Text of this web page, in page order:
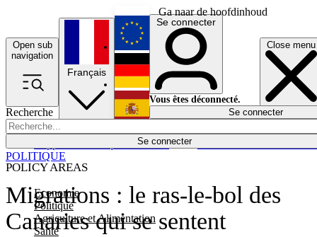
Ga naar de hoofdinhoud
Open sub
navigation
Close menu
Recherche
Se connecter
POLICY AREAS
Economie
Politique
Agriculture et Alimentation
Santé
Économie
Français
English
Deutsch
Español
Se connecter
Vous êtes déconnecté.
Se connecter
Migrations : le ras-le-bol des
Canaries qui se sentent
POLITIQUE